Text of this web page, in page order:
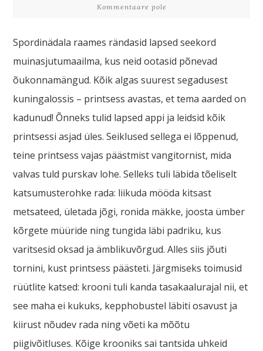
Kommentaare pole
Spordinädala raames rändasid lapsed seekord
muinasjutumaailma, kus neid ootasid põnevad
õukonnamängud. Kõik algas suurest segadusest
kuningalossis – printsess avastas, et tema aarded on
kadunud! Õnneks tulid lapsed appi ja leidsid kõik
printsessi asjad üles. Seiklused sellega ei lõppenud,
teine printsess vajas päästmist vangitornist, mida
valvas tuld purskav lohe. Selleks tuli läbida tõeliselt
katsumusterohke rada: liikuda mööda kitsast
metsateed, ületada jõgi, ronida mäkke, joosta ümber
kõrgete müüride ning tungida läbi padriku, kus
varitsesid oksad ja ämblikuvõrgud. Alles siis jõuti
tornini, kust printsess päästeti. Järgmiseks toimusid
rüütlite katsed: krooni tuli kanda tasakaalurajal nii, et
see maha ei kukuks, kepphobustel läbiti osavust ja
kiirust nõudev rada ning võeti ka mõõtu
piigivõitluses. Kõige krooniks sai tantsida uhkeid